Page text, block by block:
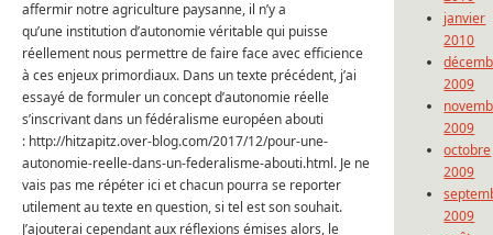
affermir notre agriculture paysanne, il n’y a
qu’une institution d’autonomie véritable qui puisse
réellement nous permettre de faire face avec efficience
à ces enjeux primordiaux. Dans un texte précédent, j’ai
essayé de formuler un concept d’autonomie réelle
s’inscrivant dans un fédéralisme européen abouti
: http://hitzapitz.over-blog.com/2017/12/pour-une-
autonomie-reelle-dans-un-federalisme-abouti.html. Je ne
vais pas me répéter ici et chacun pourra se reporter
utilement au texte en question, si tel est son souhait.
J’ajouterai cependant aux réflexions émises alors, le
janvier
2010
2009
2009
octobre
2009
2009